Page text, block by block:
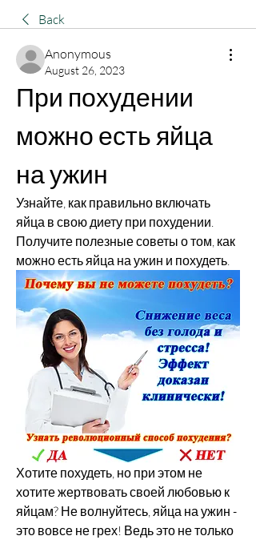
Back
Anonymous
August 26, 2023
При похудении
можно есть яйца
на ужин
Узнайте, как правильно включать
яйца в свою диету при похудении.
Получите полезные советы о том, как
можно есть яйца на ужин и похудеть.
Хотите похудеть, но при этом не
хотите жертвовать своей любовью к
яйцам? Не волнуйтесь, яйца на ужин -
это вовсе не грех! Ведь это не только